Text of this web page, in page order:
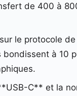
de 400 à
le protocole de
à 10
C** et la